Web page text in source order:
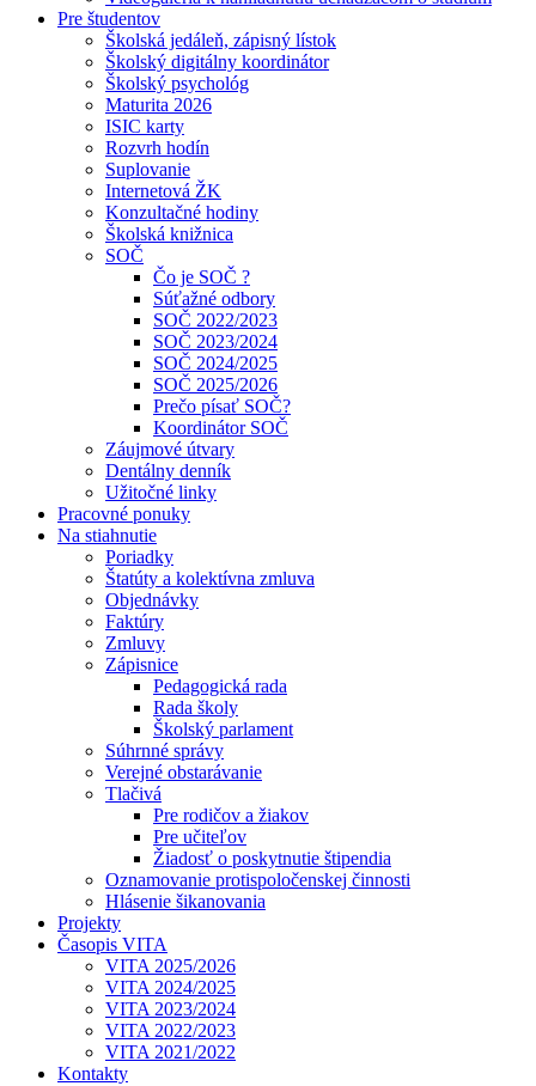
Pre študentov
Školská jedáleň, zápisný lístok
Školský digitálny koordinátor
Školský psychológ
Maturita 2026
ISIC karty
Rozvrh hodín
Suplovanie
Internetová ŽK
Konzultačné hodiny
Školská knižnica
SOČ
Čo je SOČ ?
Súťažné odbory
SOČ 2022/2023
SOČ 2023/2024
SOČ 2024/2025
SOČ 2025/2026
Prečo písať SOČ?
Koordinátor SOČ
Záujmové útvary
Dentálny denník
Užitočné linky
Pracovné ponuky
Na stiahnutie
Poriadky
Štatúty a kolektívna zmluva
Objednávky
Faktúry
Zmluvy
Zápisnice
Pedagogická rada
Rada školy
Školský parlament
Súhrnné správy
Verejné obstarávanie
Tlačivá
Pre rodičov a žiakov
Pre učiteľov
Žiadosť o poskytnutie štipendia
Oznamovanie protispoločenskej činnosti
Hlásenie šikanovania
Projekty
Časopis VITA
VITA 2025/2026
VITA 2024/2025
VITA 2023/2024
VITA 2022/2023
VITA 2021/2022
Kontakty